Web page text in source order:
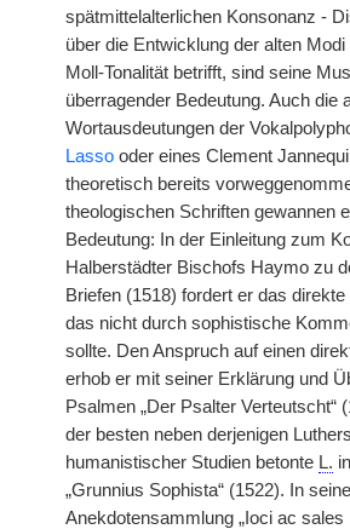
spätmittelalterlichen Konsonanz -
über die Entwicklung der alten
Moll-Tonalität betrifft, sind seine
überragender Bedeutung. Auch die
Wortausdeutungen der
Lasso oder eines Clement
theoretisch bereits
theologischen Schriften gewannen
Bedeutung: In der Einleitung zum
Halberstädter Bischofs Haymo zu
Briefen (1518) fordert er das
das nicht durch sophistische
sollte. Den Anspruch auf einen
erhob er mit seiner Erklärung und
Psalmen „Der Psalter Verteutscht“
der besten neben derjenigen
humanistischer Studien betonte L.
„Grunnius Sophista“ (1522). In
Anekdotensammlung „Ioci ac sales